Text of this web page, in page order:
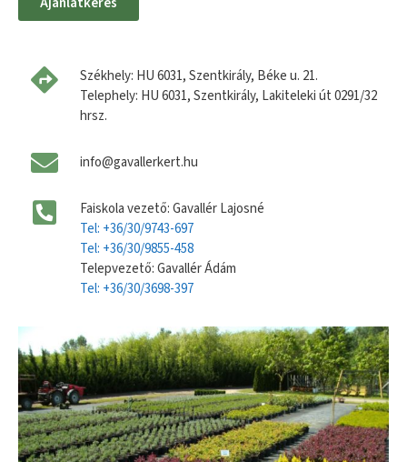
Székhely: HU 6031, Szentkirály, Béke u. 21.
Telephely: HU 6031, Szentkirály, Lakiteleki út 0291/32
hrsz.
info@gavallerkert.hu
Faiskola vezető: Gavallér Lajosné
Tel: +36/30/9743-697
Tel: +36/30/9855-458
Telepvezető: Gavallér Ádám
Tel: +36/30/3698-397